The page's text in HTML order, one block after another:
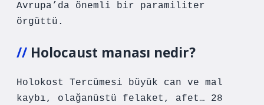
Avrupa’da önemli bir paramiliter
örgüttü.
Holocaust manası nedir?
Holokost Tercümesi büyük can ve mal
kaybı, olağanüstü felaket, afet… 28